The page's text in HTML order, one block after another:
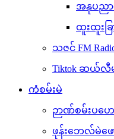
အနုပညာ
ထူးထူးခြ
သဇင် FM
Tiktok ဆယ်လီမ
ကံစမ်းမဲ
ဉာဏ်စမ်းပဟ
ဖုန်းဘေလ်မဲဖေ